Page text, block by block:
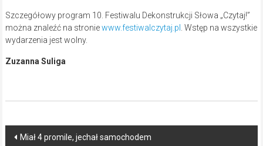
Szczegółowy program 10. Festiwalu Dekonstrukcji Słowa „Czytaj!”
można znaleźć na stroniewww.festiwalczytaj.pl
. Wstęp na wszystkie
wydarzenia jest wolny.
Zuzanna Suliga
Post
Miał 4 promile, jechał samochodem